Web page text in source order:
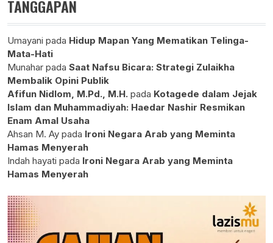
TANGGAPAN
Umayani pada Hidup Mapan Yang Mematikan Telinga-
Mata-Hati
Munahar pada Saat Nafsu Bicara: Strategi Zulaikha
Membalik Opini Publik
Afifun Nidlom, M.Pd., M.H. pada Kotagede dalam Jejak
Islam dan Muhammadiyah: Haedar Nashir Resmikan
Enam Amal Usaha
Ahsan M. Ay pada Ironi Negara Arab yang Meminta
Hamas Menyerah
Indah hayati pada Ironi Negara Arab yang Meminta
Hamas Menyerah